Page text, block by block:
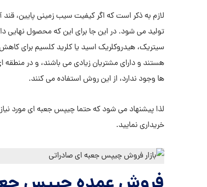
لازم به ذکر است که اگر کیفیت سیب زمینی پایین،
تولید می شود. در این جا برای این که محصول نهایی
سیتریک، هیدروکلریک اسید یا کلرید کلسیم برای
هستند و دارای مشتریان زیادی می باشند، و در
ها وجود ندارد، از این روش استفاده می کنند.
لذا پیشنهاد می شود که حتما چیپس جعبه ای مورد نیاز
خریداری نمایید.